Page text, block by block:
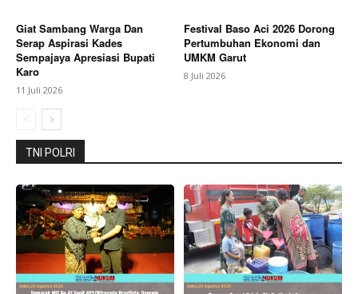
Giat Sambang Warga Dan
Serap Aspirasi Kades
Sempajaya Apresiasi Bupati
Karo
11 Juli 2026
Festival Baso Aci 2026 Dorong
Pertumbuhan Ekonomi dan
UMKM Garut
8 Juli 2026
TNI POLRI